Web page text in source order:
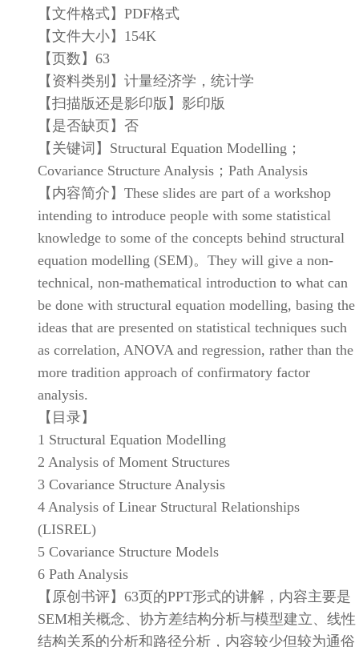
【文件格式】PDF格式
【文件大小】154K
【页数】63
【资料类别】计量经济学，统计学
【扫描版还是影印版】影印版
【是否缺页】否
【关键词】Structural Equation Modelling；
Covariance Structure Analysis；Path Analysis
【内容简介】These slides are part of a workshop
intending to introduce people with some statistical
knowledge to some of the concepts behind structural
equation modelling (SEM)。They will give a non-
technical, non-mathematical introduction to what can
be done with structural equation modelling, basing the
ideas that are presented on statistical techniques such
as correlation, ANOVA and regression, rather than the
more tradition approach of confirmatory factor
analysis.
【目录】
1 Structural Equation Modelling
2 Analysis of Moment Structures
3 Covariance Structure Analysis
4 Analysis of Linear Structural Relationships
(LISREL)
5 Covariance Structure Models
6 Path Analysis
【原创书评】63页的PPT形式的讲解，内容主要是
SEM相关概念、协方差结构分析与模型建立、线性
结构关系的分析和路径分析，内容较少但较为通俗